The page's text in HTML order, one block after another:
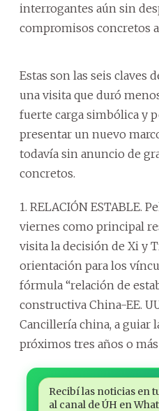
interrogantes aún sin
compromisos concretos
Estas son las seis claves
una visita que duró
fuerte carga simbólica y
presentar un nuevo
todavía sin anuncio de
concretos.
1. RELACIÓN ESTABLE.
viernes como principal
visita la decisión de Xi y
orientación para los
fórmula “relación de
constructiva China-EE.
Cancillería china, a guiar
próximos tres años o
Recibí las noticias en
al canal de ÚH en